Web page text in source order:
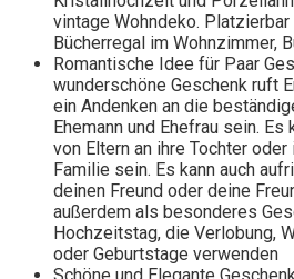
vintage Wohndeko. Platzierbar
Bücherregal im Wohnzimmer,
Romantische Idee für Paar
wunderschöne Geschenk ruft
ein Andenken an die
Ehemann und Ehefrau sein.
von Eltern an ihre Tochter
Familie sein. Es kann auch
deinen Freund oder deine
außerdem als besonderes
Hochzeitstag, die Verlobung,
oder Geburtstage verwenden